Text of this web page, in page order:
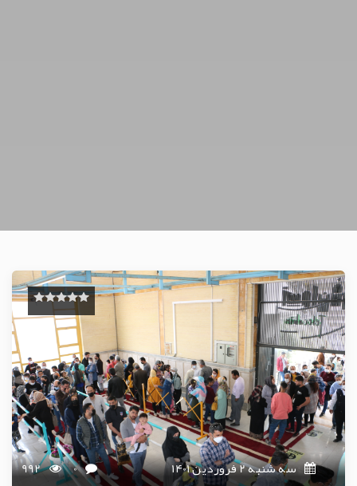
سه شنبه 2 فروردین 1401 992 0